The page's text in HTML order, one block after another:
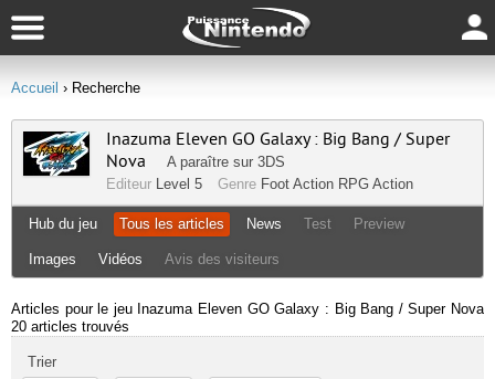
Accueil › Recherche
Inazuma Eleven GO Galaxy : Big Bang / Super
Nova
A paraître sur 3DS
Editeur Level 5 Genre Foot Action RPG Action
Hub du jeu Tous les articles News Test Preview
Images Vidéos Avis des visiteurs
Articles pour le jeu Inazuma Eleven GO Galaxy : Big Bang / Super Nova
20 articles trouvés
Trier